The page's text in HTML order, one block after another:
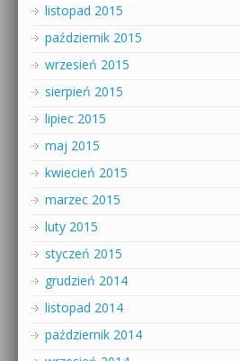
listopad 2015
październik 2015
wrzesień 2015
sierpień 2015
lipiec 2015
maj 2015
kwiecień 2015
marzec 2015
luty 2015
styczeń 2015
grudzień 2014
listopad 2014
październik 2014